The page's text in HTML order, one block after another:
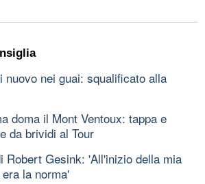
nuovo nei guai: squalificato alla
doma il Mont Ventoux: tappa e
da brividi al Tour
Robert Gesink: 'All'inizio della mia
la norma'